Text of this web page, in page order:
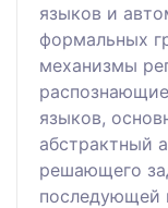
языков и
формальных
механизмы
языков,
абстрактный
решающего
последующей